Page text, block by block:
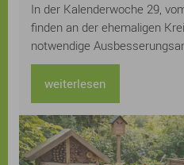
In der Kalenderwoche 29,
finden an der ehemaligen
notwendige
statt. Für diesen Zeitraum
werden.
weiterlesen